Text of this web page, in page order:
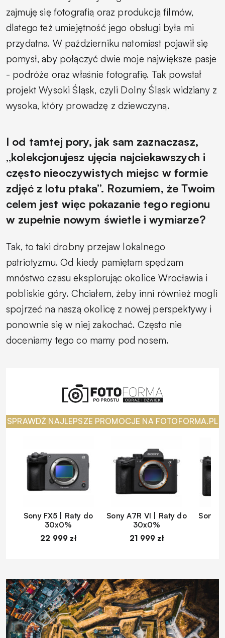
zajmuję się fotografią oraz produkcją filmów,
dlatego też umiejętność jego obsługi była mi
przydatna. W październiku natomiast pojawił się
pomysł, aby połączyć dwie moje największe pasje
- podróże oraz właśnie fotografię. Tak powstał
projekt Wysoki Śląsk, czyli Dolny Śląsk widziany z
wysoka, który prowadzę z dziewczyną.
I od tamtej pory, jak sam zaznaczasz,
„kolekcjonujesz ujęcia najciekawszych i
często nieoczywistych miejsc w formie
zdjęć z lotu ptaka”. Rozumiem, że Twoim
celem jest więc pokazanie tego regionu
w zupełnie nowym świetle i wymiarze?
Tak, to taki drobny przejaw lokalnego
patriotyzmu. Od kiedy pamiętam spędzam
mnóstwo czasu eksplorując okolice Wrocławia i
pobliskie góry. Chciałem, żeby inni również mogli
spojrzeć na naszą okolicę z nowej perspektywy i
ponownie się w niej zakochać. Często nie
doceniamy tego co mamy pod nosem.
SPRAWDŹ NAJLEPSZE PROMOCJE NA FOTOFORMA.PL
Sony FX5 | Raty do
30x0%
22 999 zł
Sony A7R VI | Raty do
30x0%
21 999 zł
Sony